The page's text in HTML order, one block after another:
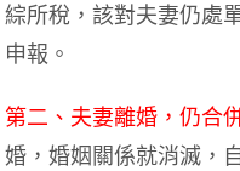
綜所稅，該對夫妻仍處
申報。
第二、夫妻離婚，仍合
婚，婚姻關係就消滅，